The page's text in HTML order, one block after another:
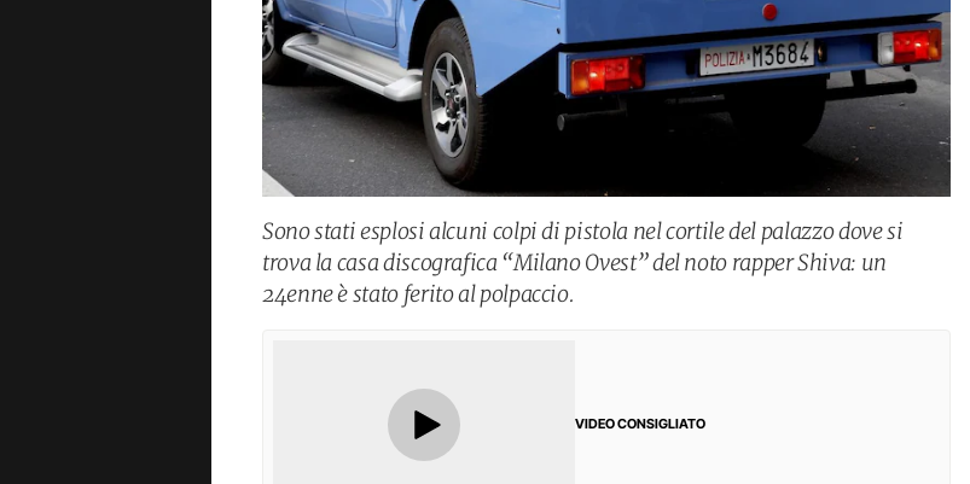
Sono stati esplosi alcuni colpi di pistola nel cortile del palazzo dove si
trova la casa discografica “Milano Ovest” del noto rapper Shiva: un
24enne è stato ferito al polpaccio.
VIDEO CONSIGLIATO